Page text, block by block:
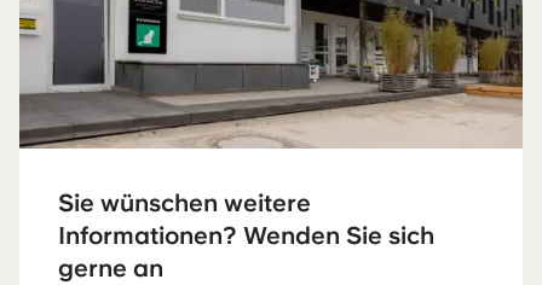
Sie wünschen weitere
Informationen? Wenden Sie sich
gerne an